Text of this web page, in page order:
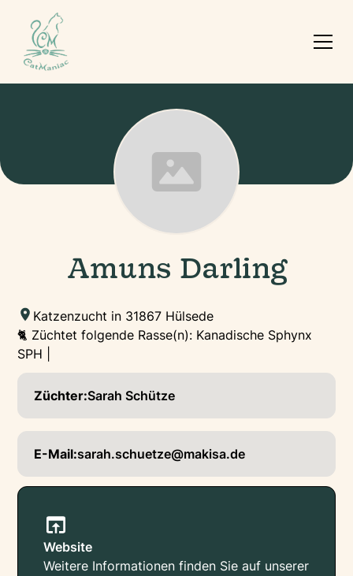
Amuns Darling
Katzenzucht in 31867 Hülsede
🐈 Züchtet folgende Rasse(n): Kanadische Sphynx
SPH |
Züchter:Sarah Schütze
E-Mail:sarah.schuetze@makisa.de
Website
Weitere Informationen finden Sie auf unserer